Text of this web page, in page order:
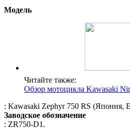
Модель
Читайте также:
Обзор мотоцикла Kawasaki
: Kawasaki Zephyr 750 RS (Япония,
Заводское обозначение
: ZR750-D1.